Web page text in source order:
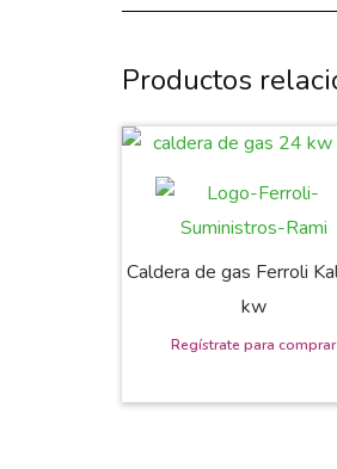
Productos
Caldera de gas Ferroli
kw